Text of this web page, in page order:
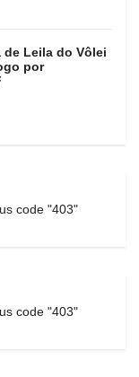
de Leila do Vôlei
por
code "403"
code "403"